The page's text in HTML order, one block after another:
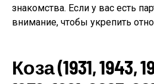
знакомства. Если у вас есть
внимание, чтобы укрепить
Коза (1931, 1943,